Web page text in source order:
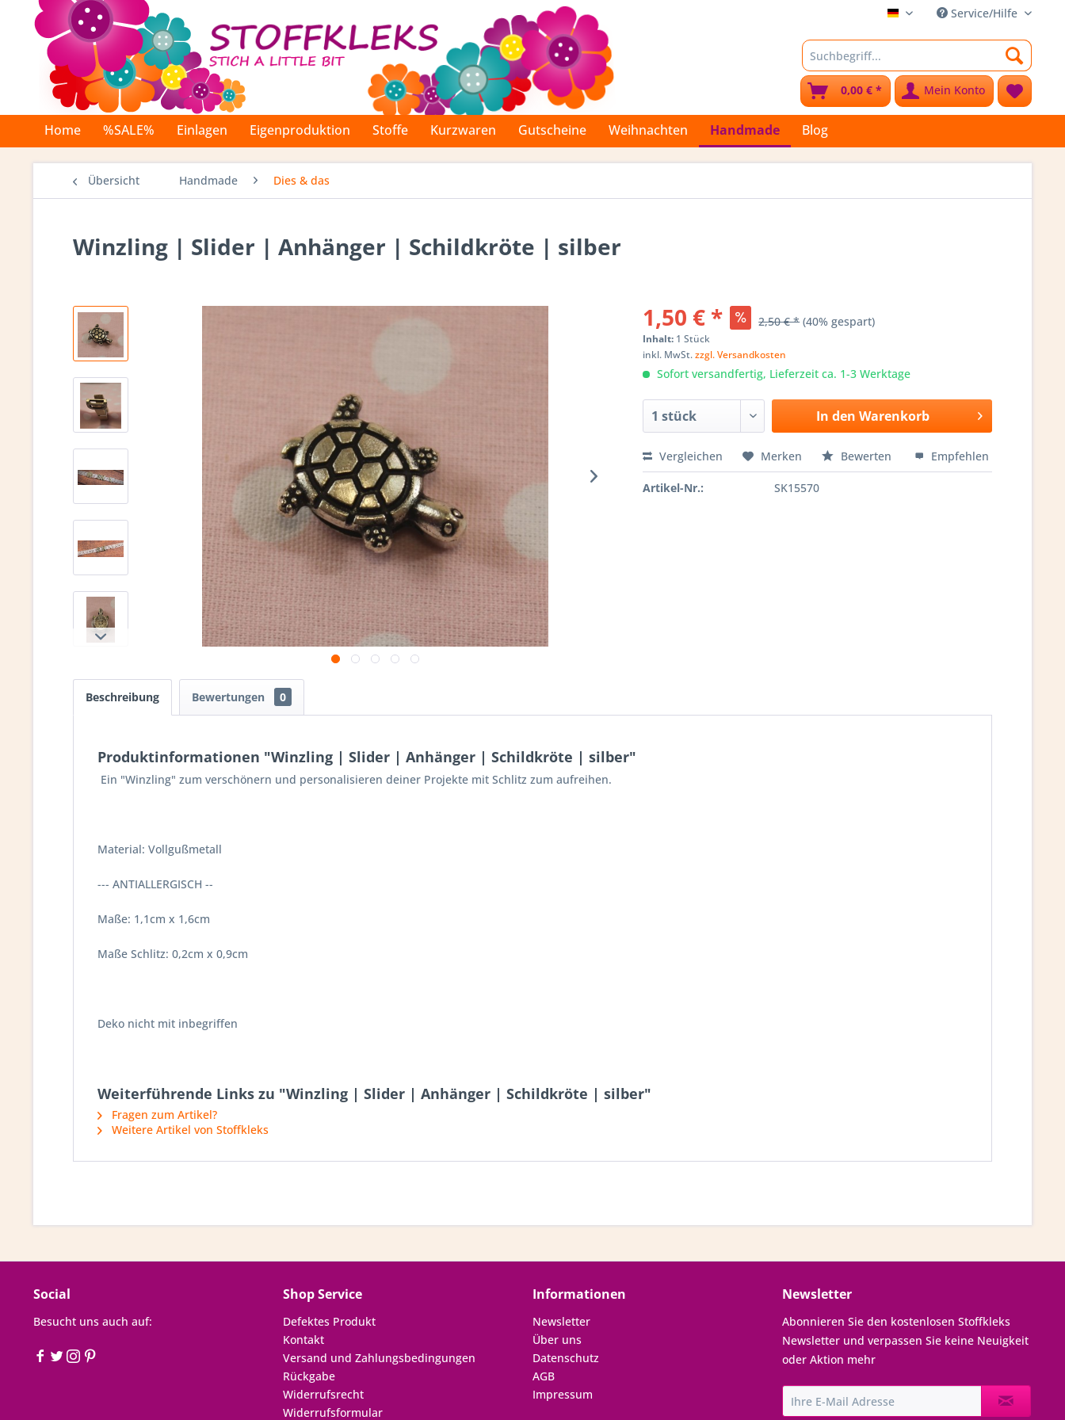
Stoffkleks Service/Hilfe
Mein Konto
0,00 € *
Home %SALE% Einlagen Eigenproduktion Stoffe Kurzwaren Gutscheine Weihnachten Handmade Blog
Übersicht Handmade Dies & das
Winzling | Slider | Anhänger | Schildkröte | silber
1,50 € * 2,50 € * (40% gespart)
Inhalt: 1 Stück
inkl. MwSt.zzgl. Versandkosten
Sofort versandfertig, Lieferzeit ca. 1-3 Werktage
In den Warenkorb
Vergleichen Merken Bewerten Empfehlen
Artikel-Nr.: SK15570
Beschreibung Bewertungen 0
Produktinformationen "Winzling | Slider | Anhänger | Schildkröte | silber"
Ein "Winzling" zum verschönern und personalisieren deiner Projekte mit Schlitz zum aufreihen.
Material: Vollgußmetall
--- ANTIALLERGISCH --
Maße: 1,1cm x 1,6cm
Maße Schlitz: 0,2cm x 0,9cm
Deko nicht mit inbegriffen
Weiterführende Links zu "Winzling | Slider | Anhänger | Schildkröte | silber"
Fragen zum Artikel?
Weitere Artikel von Stoffkleks
Social
Besucht uns auch auf:
Shop Service
Defektes Produkt
Kontakt
Versand und Zahlungsbedingungen
Rückgabe
Widerrufsrecht
Widerrufsformular
Informationen
Newsletter
Über uns
Datenschutz
AGB
Impressum
Newsletter
Abonnieren Sie den kostenlosen Stoffkleks
Newsletter und verpassen Sie keine Neuigkeit
oder Aktion mehr